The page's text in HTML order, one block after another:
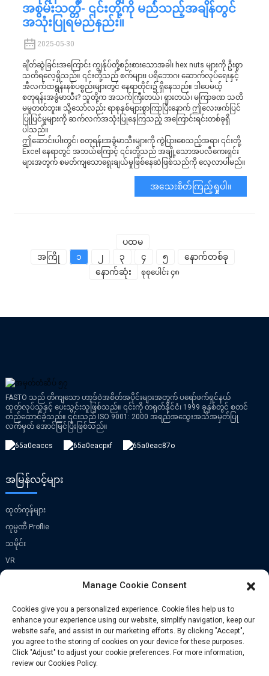
အစွမ်းသတ္တိ- ၎င်းတို့ကို မည်သည့်အချိန်တွင်
အသုံးပြုရမည်နည်း။
2025-05-30
ချိတ်ဆွဲခြင်းအကြောင်း ကျွန်ုပ်တို့စဉ်းစားသောအခါ၊ hex nuts များကို ဦးစွာ
သတိရလေ့ရှိသည်။ ၎င်းတို့သည် စက်များ၊ ပရိဘောဂ၊ ဆောက်လုပ်ရေးနှင့်
အီလက်ထရွန်းနစ်ပစ္စည်းများတွင် နေရာတိုင်း၌ ရှိနေသည်။ ဒါပေမယ့်
စတုရန်းအခွံမာသီး? သူတို့က အသက်ကြီးတယ်၊ ရှားတယ်၊ မကြာခဏ သတိ
မမူတတ်ဘူး။ သို့သော်လည်း ရာစုနှစ်များစွာကြာပြီးနောက် ဤလေးဖက်ပြင်
ပြုပြင်မှုများကို ဆက်လက်အသုံးပြုနေကြသည့် အကြောင်းရင်းတစ်ခုရှိ
ပါသည်။
ဤဆောင်းပါးတွင်၊ စတုရန်းအခွံမာသီးများကို ကွဲပြားစေသည့်အရာ၊ ၎င်းတို့
Excel နေရာတွင် အဘယ်ကြောင့် ၎င်းတို့သည် အချို့သောအပလီကေးရှင်း
များအတွက် စမတ်ကျသောရွေးချယ်မှုဖြစ်နေဆဲဖြစ်သည်ကို လေ့လာပါမည်။
အသေးစိတ်ကြည့်ရှုပါ။
ပထမ
အကြို
၁ ၂ ၃ ၄ ၅
နောက်တစ်ခု
နောက်ဆုံး
စုစုပေါင်း ၄၈
FASTO သည် တိကျသော ဟာ့ဒ်ဝဲအစိတ်အပိုင်းများအတွက် ပရော်ဖက်ရှင်နယ်
ထုတ်လုပ်သူနှင့် ပေးသွင်းသူဖြစ်သည်။ ၎င်းကို တရုတ်နိုင်ငံ၊ 1999 ခုနှစ်တွင် စတင်
တည်ထောင်ခဲ့သည်။ ၎င်းသည် ISO 9001: 2000 အရည်အသွေးအသိအမှတ်ပြု
လက်မှတ် အောင်မြင်ပြီးဖြစ်သည်။
အမြန်လင့်များ
ထုတ်ကုန်များ
ကုမ္ပဏီ Proflie
သမိုင်း
VR
Xi Zhen He ရွာ၊ Zhong Tang မြို့၊ Bin Hai
ခရိုင်၊ Tian Jin၊ တရုတ်နိုင်ငံ
ဖုန်း: +86-029-81165337
Manage Cookie Consent
Cookies give you a personalized experience. Cookie files help us to
enhance your experience using our website, simplify navigation, keep our
website safe, and assist in our marketing efforts. By clicking "Accept",
you agree to the storing of cookies on your device for these purposes.
Click "Adjust" to adjust your cookie preferences. For more information,
review our Cookies Policy.